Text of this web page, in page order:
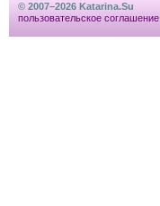
© 2007–2026 Katarina.Su
пользовательское соглашение